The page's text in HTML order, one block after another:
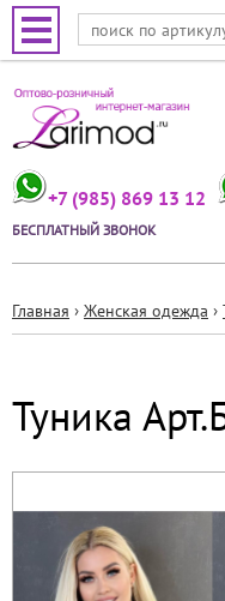
+7 (985) 869 13 12
БЕСПЛАТНЫЙ ЗВОНОК
здесь
Главная › Женская одежда ›
Туника